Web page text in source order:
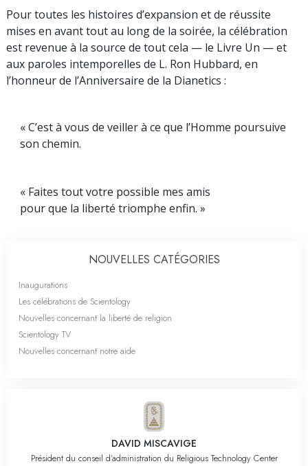
Pour toutes les histoires d’expansion et de réussite
mises en avant tout au long de la soirée, la célébration
est revenue à la source de tout cela — le Livre Un — et
aux paroles intemporelles de L. Ron Hubbard, en
l’honneur de l’Anniversaire de la Dianetics :
« C’est à vous de veiller à ce que l’Homme poursuive
son chemin.
« Faites tout votre possible mes amis
pour que la liberté triomphe enfin. »
NOUVELLES CATÉGORIES
Inaugurations
Les célébrations de Scientology
Nouvelles concernant la liberté de religion
Scientology TV
Nouvelles concernant notre aide
DAVID MISCAVIGE
Président du conseil d’administration du Religious Technology Center